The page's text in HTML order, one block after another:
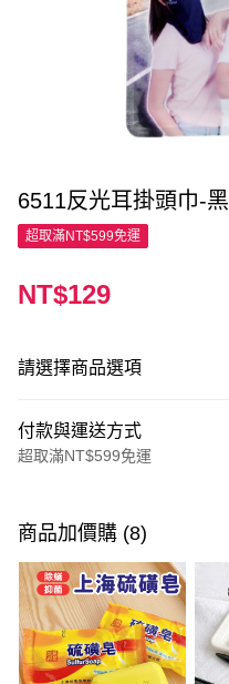
6511反光耳掛頭巾-黑
超取滿NT$599免運
NT$129
請選擇商品選項
付款與運送方式
超取滿NT$599免運
信用卡一次付款
超商取貨付款
LINE Pay
Apple Pay
商品加價購 (8)